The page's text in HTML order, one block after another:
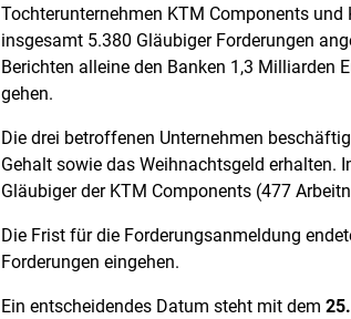
Tochterunternehmen KTM Components und
insgesamt 5.380 Gläubiger Forderungen
Berichten alleine den Banken 1,3 Milliarden
gehen.
Die drei betroffenen Unternehmen
Gehalt sowie das Weihnachtsgeld erhalten.
Gläubiger der KTM Components (477
Die Frist für die Forderungsanmeldung
Forderungen eingehen.
Ein entscheidendes Datum steht mit dem